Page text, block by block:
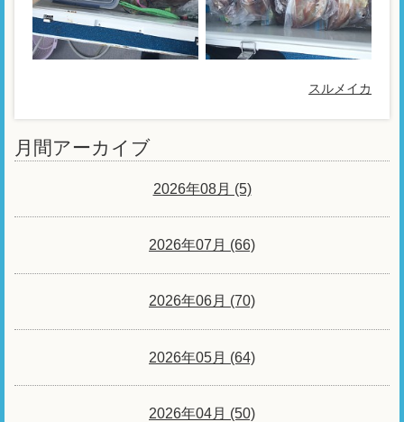
スルメイカ
月間アーカイブ
2026年08月 (5)
2026年07月 (66)
2026年06月 (70)
2026年05月 (64)
2026年04月 (50)